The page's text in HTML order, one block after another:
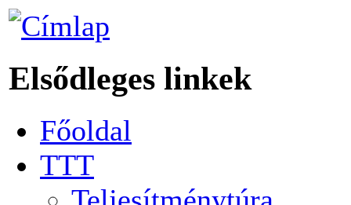
Elsődleges linkek
Főoldal
TTT